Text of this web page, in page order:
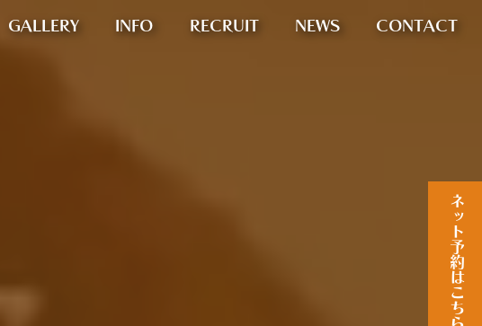
GALLERY INFO RECRUIT NEWS CONTACT
ネット予約はこちら